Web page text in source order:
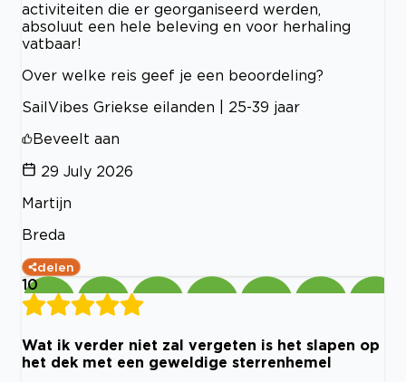
activiteiten die er georganiseerd werden,
absoluut een hele beleving en voor herhaling
vatbaar!
Over welke reis geef je een beoordeling?
SailVibes Griekse eilanden | 25-39 jaar
Beveelt aan
29 July 2026
Martijn
Breda
delen
10
Wat ik verder niet zal vergeten is het slapen op
het dek met een geweldige sterrenhemel